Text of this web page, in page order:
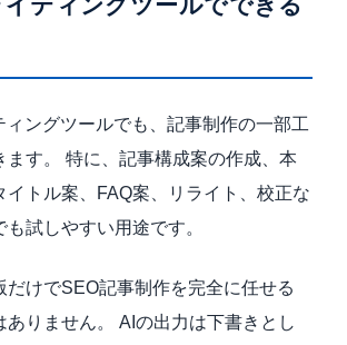
ティングツールでできる
ィングツールでも、記事制作の一部工
ます。 特に、記事構成案の作成、本
イトル案、FAQ案、リライト、校正な
試しやすい用途です。
だけでSEO記事制作を完全に任せる
ありません。 AIの出力は下書きとし